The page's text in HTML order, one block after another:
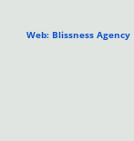
Web: Blissness Agency